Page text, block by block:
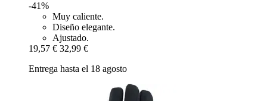
-41%
Muy caliente.
Diseño elegante.
Ajustado.
19,57 € 32,99 €
Entrega hasta el 18 agosto